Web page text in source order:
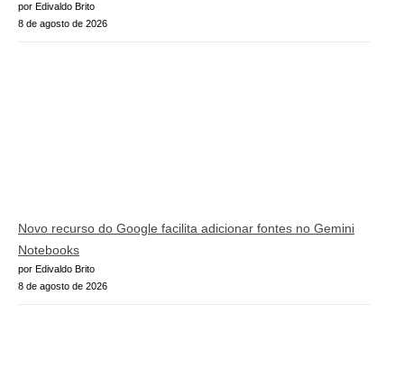
por Edivaldo Brito
8 de agosto de 2026
Novo recurso do Google facilita adicionar fontes no Gemini
Notebooks
por Edivaldo Brito
8 de agosto de 2026